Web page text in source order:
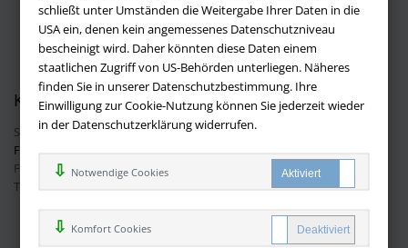
schließt unter Umständen die Weitergabe Ihrer Daten in die
USA ein, denen kein angemessenes Datenschutzniveau
bescheinigt wird. Daher könnten diese Daten einem
staatlichen Zugriff von US-Behörden unterliegen. Näheres
finden Sie in unserer Datenschutzbestimmung. Ihre
Einwilligung zur Cookie-Nutzung können Sie jederzeit wieder
in der Datenschutzerklärung widerrufen.
Notwendige Cookies
Komfort Cookies
Batteriehinweis
AGB
Datenschutz
Kontakt
Sie haben Fragen?Hier finden Sie Antworten auf häufig gestellte
Fragen.
Fragen per E-Mail:info@buchversandmimpf2000.de
Telefon: +49 (0)9209 20 23 188
Ihre Vorteile bei uns
Kostenloser Versand innerhalb Deutschlands